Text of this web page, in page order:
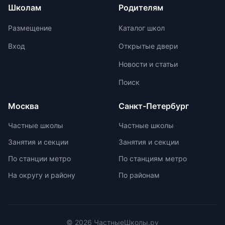
учеников. Отсутствие страха перед
оценке помогают детям развивать
свои навыки и интересы.
олимпиадах. Путь к
начинается с национальных
соревнований, включая школьные,
тренировочные сборы,
интенсивные занятия, практикумы,
индивидуальные консультации.
Участие в международных
новый опыт, пройти серьезную
Школам
Размещение
Вход
Родителям
Каталог школ
Открытые двери
Новости и статьи
Поиск
Москва
Частные школы
Занятия и секции
По станции метро
На округу и району
Санкт-Петербург
Частные школы
Занятия и секции
По станциям метро
По районам
© 2026 ЧастныеШколы.ру